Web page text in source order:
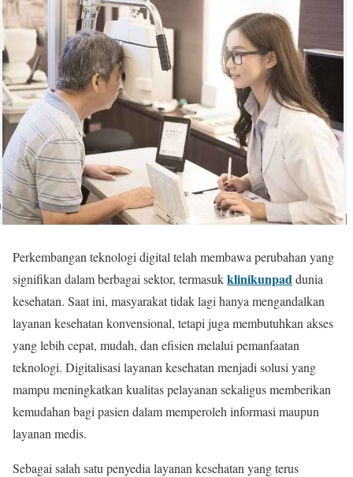
Perkembangan teknologi digital telah membawa perubahan yang
signifikan dalam berbagai sektor, termasukklinikunpaddunia
kesehatan. Saat ini, masyarakat tidak lagi hanya mengandalkan
layanan kesehatan konvensional, tetapi juga membutuhkan akses
yang lebih cepat, mudah, dan efisien melalui pemanfaatan
teknologi. Digitalisasi layanan kesehatan menjadi solusi yang
mampu meningkatkan kualitas pelayanan sekaligus memberikan
kemudahan bagi pasien dalam memperoleh informasi maupun
layanan medis.
Sebagai salah satu penyedia layanan kesehatan yang terus